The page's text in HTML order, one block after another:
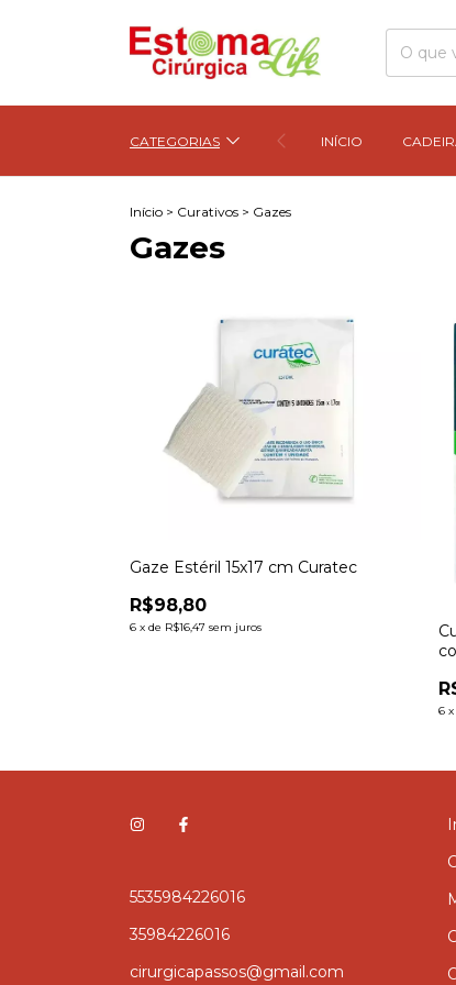
CATEGORIAS INÍCIO
Início > Curativos > Gazes
Gazes
Gaze Estéril 15x17 cm Curatec
R$98,80
6 x de R$16,47 sem juros
6 x
5535984226016
35984226016
cirurgicapassos@gmail.com